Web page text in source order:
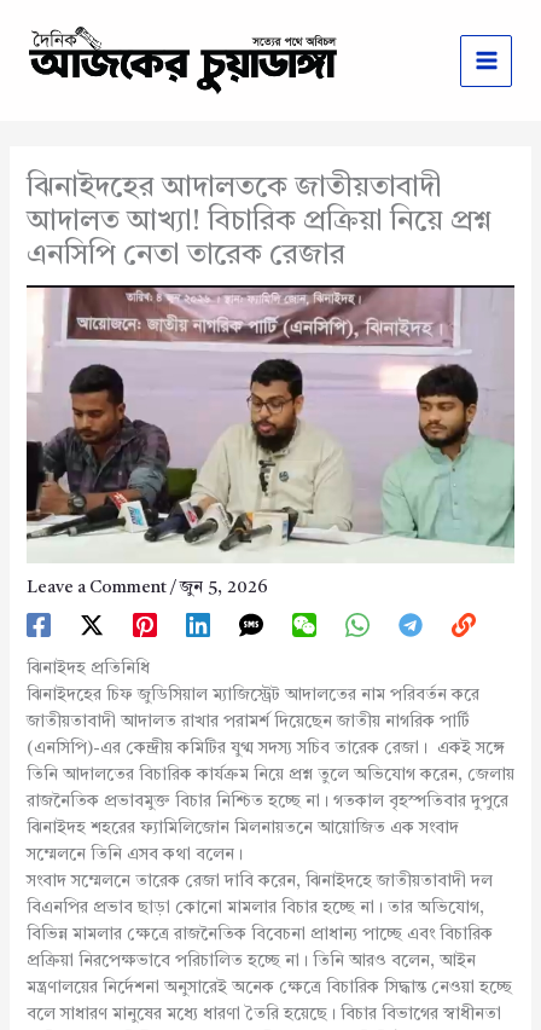
content
ঝিনাইদহের আদালতকে জাতীয়তাবাদী
আদালত আখ্যা! বিচারিক প্রক্রিয়া নিয়ে প্রশ্ন
এনসিপি নেতা তারেক রেজার
Leave a Comment /জুন 5, 2026
ঝিনাইদহ প্রতিনিধি
ঝিনাইদহের চিফ জুডিসিয়াল ম্যাজিস্ট্রেট আদালতের নাম পরিবর্তন করে
জাতীয়তাবাদী আদালত রাখার পরামর্শ দিয়েছেন জাতীয় নাগরিক পার্টি
(এনসিপি)-এর কেন্দ্রীয় কমিটির যুগ্ম সদস্য সচিব তারেক রেজা। একই সঙ্গে
তিনি আদালতের বিচারিক কার্যক্রম নিয়ে প্রশ্ন তুলে অভিযোগ করেন, জেলায়
রাজনৈতিক প্রভাবমুক্ত বিচার নিশ্চিত হচ্ছে না। গতকাল বৃহস্পতিবার দুপুরে
ঝিনাইদহ শহরের ফ্যামিলিজোন মিলনায়তনে আয়োজিত এক সংবাদ
সম্মেলনে তিনি এসব কথা বলেন।
সংবাদ সম্মেলনে তারেক রেজা দাবি করেন, ঝিনাইদহে জাতীয়তাবাদী দল
বিএনপির প্রভাব ছাড়া কোনো মামলার বিচার হচ্ছে না। তার অভিযোগ,
বিভিন্ন মামলার ক্ষেত্রে রাজনৈতিক বিবেচনা প্রাধান্য পাচ্ছে এবং বিচারিক
প্রক্রিয়া নিরপেক্ষভাবে পরিচালিত হচ্ছে না। তিনি আরও বলেন, আইন
মন্ত্রণালয়ের নির্দেশনা অনুসারেই অনেক ক্ষেত্রে বিচারিক সিদ্ধান্ত নেওয়া হচ্ছে
বলে সাধারণ মানুষের মধ্যে ধারণা তৈরি হয়েছে। বিচার বিভাগের স্বাধীনতা